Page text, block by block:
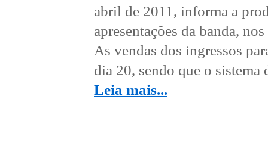
abril de 2011, informa a
apresentações da banda,
As vendas dos ingressos
dia 20, sendo que o sistema
Leia mais...